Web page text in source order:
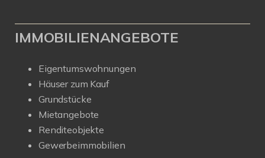
IMMOBILIENANGEBOTE
Eigentumswohnungen
Häuser zum Kauf
Grundstücke
Mietangebote
Renditeobjekte
Gewerbeimmobilien